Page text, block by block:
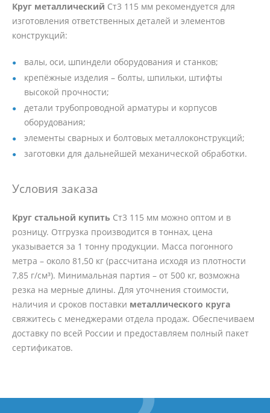
Круг металлический Ст3 115 мм рекомендуется для
изготовления ответственных деталей и элементов
конструкций:
валы, оси, шпиндели оборудования и станков;
крепёжные изделия – болты, шпильки, штифты
высокой прочности;
детали трубопроводной арматуры и корпусов
оборудования;
элементы сварных и болтовых металлоконструкций;
заготовки для дальнейшей механической обработки.
Условия заказа
Круг стальной купить Ст3 115 мм можно оптом и в
розницу. Отгрузка производится в тоннах, цена
указывается за 1 тонну продукции. Масса погонного
метра – около 81,50 кг (рассчитана исходя из плотности
7,85 г/см³). Минимальная партия – от 500 кг, возможна
резка на мерные длины. Для уточнения стоимости,
наличия и сроков поставки металлического круга
свяжитесь с менеджерами отдела продаж. Обеспечиваем
доставку по всей России и предоставляем полный пакет
сертификатов.